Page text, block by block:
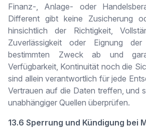
Finanz-, Anlage- oder
Different gibt keine Zusicherung
hinsichtlich der Richtigkeit,
Zuverlässigkeit oder Eignung
bestimmten Zweck ab und
Verfügbarkeit, Kontinuität noch die
sind allein verantwortlich für jede
Vertrauen auf die Daten treffen, und
unabhängiger Quellen überprüfen.
13.6 Sperrung und Kündigung bei